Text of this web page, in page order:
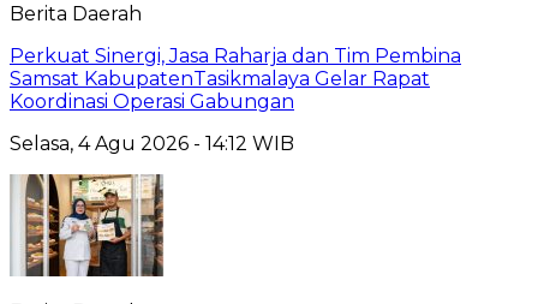
Berita Daerah
Perkuat Sinergi, Jasa Raharja dan Tim Pembina
Samsat KabupatenTasikmalaya Gelar Rapat
Koordinasi Operasi Gabungan
Selasa, 4 Agu 2026 - 14:12 WIB